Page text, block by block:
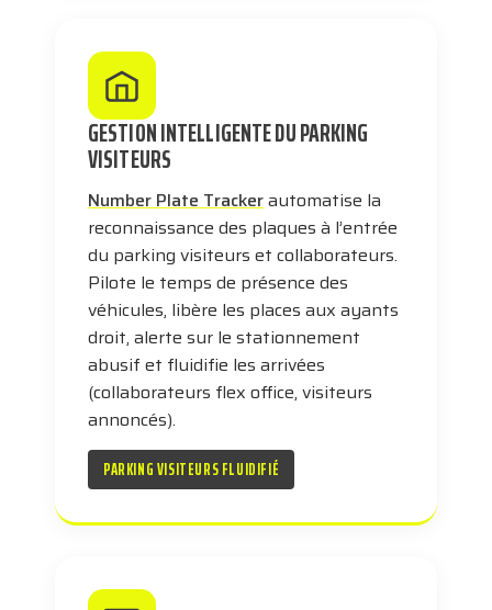
GESTION INTELLIGENTE DU PARKING
VISITEURS
Number Plate Trackerautomatise la
reconnaissance des plaques à l’entrée
du parking visiteurs et collaborateurs.
Pilote le temps de présence des
véhicules, libère les places aux ayants
droit, alerte sur le stationnement
abusif et fluidifie les arrivées
(collaborateurs flex office, visiteurs
annoncés).
PARKING VISITEURS FLUIDIFIÉ